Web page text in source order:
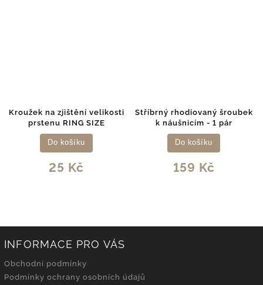
Kroužek na zjištění velikosti
prstenu RING SIZE
25 Kč
Do košíku
Stříbrný rhodiovaný šroubek
k náušnicím - 1 pár
159 Kč
Do košíku
INFORMACE PRO VÁS
Obchodní podmínky
Podmínky ochrany osobních údajů